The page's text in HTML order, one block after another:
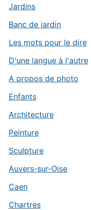
Jardins
Banc de jardin
Les mots pour le dire
D'une langue à l'autre
A propos de photo
Enfants
Architecture
Peinture
Sculpture
Auvers-sur-Oise
Caen
Chartres